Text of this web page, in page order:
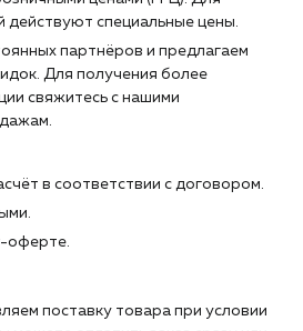
действуют специальные цены.
партнёров и предлагаем
Для получения более
свяжитесь с нашими
в соответствии с договором.
оферте.
поставку товара при условии